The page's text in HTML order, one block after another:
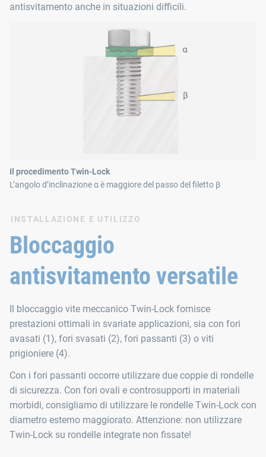
antisvitamento anche in situazioni difficili.
Il procedimento Twin-Lock
L’angolo d’inclinazione α è maggiore del passo del filetto β
INSTALLAZIONE E UTILIZZO
Bloccaggio
antisvitamento versatile
Il bloccaggio vite meccanico Twin‑Lock fornisce
prestazioni ottimali in svariate applicazioni, sia con fori
avasati (1), fori svasati (2), fori passanti (3) o viti
prigioniere (4).
Con i fori passanti occorre utilizzare due coppie di rondelle
di sicurezza. Con fori ovali e controsupporti in materiali
morbidi, consigliamo di utilizzare le rondelle Twin-Lock con
diametro esterno maggiorato. Attenzione: non utilizzare
Twin‑Lock su rondelle integrate non fissate!